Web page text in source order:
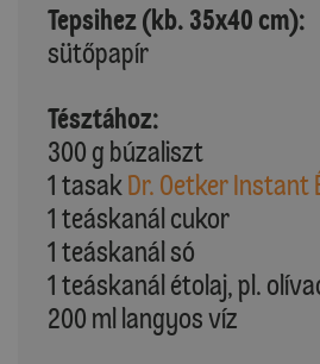
Tepsihez (kb. 35x40 cm):
sütőpapír
Tésztához:
300 g búzaliszt
1 tasak Dr. Oetker Instant
1 teáskanál cukor
1 teáskanál só
1 teáskanál étolaj, pl.
200 ml langyos víz